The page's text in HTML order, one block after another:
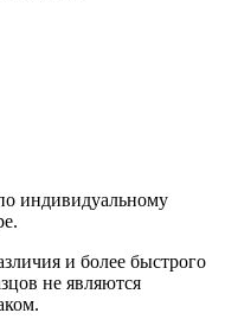
индивидуальному
и более быстрого
не являются